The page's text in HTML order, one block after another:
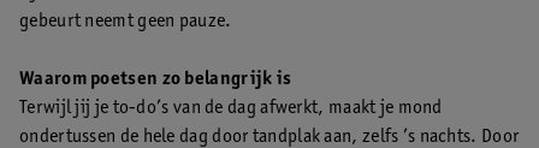
gebeurt neemt geen pauze.
Waarom poetsen zo belangrijk is
Terwijl jij je to-do’s van de dag afwerkt, maakt je mond
ondertussen de hele dag door tandplak aan, zelfs ’s nachts. Door